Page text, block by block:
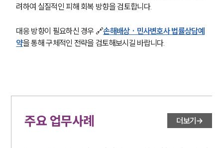
려하여 실질적인 피해 회복 방향을 검토합니다.
대응 방향이 필요하신 경우 🔗손해배상 · 민사변호사 법률상담예
약을 통해 구체적인 전략을 검토해보시길 바랍니다.
주요 업무사례 더보기